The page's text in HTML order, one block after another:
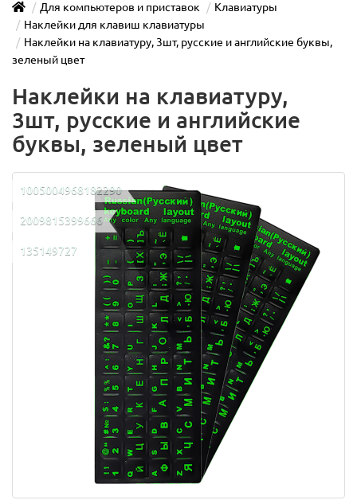
Для компьютеров и приставок
Клавиатуры
Наклейки для клавиш клавиатуры
Наклейки на клавиатуру, 3шт, русские и английские буквы,
зеленый цвет
Наклейки на клавиатуру,
3шт, русские и английские
буквы, зеленый цвет
1005004968182290
2009815399666
135149727